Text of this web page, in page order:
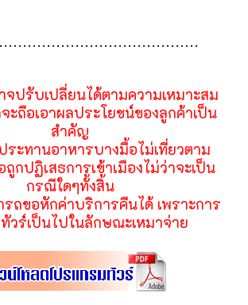
ปรับเปลี่ยนได้ตามความเหมาะสม
จะถือเอาผลประโยชน์ของลูกค้าเป็น
สำคัญ
ะทานอาหารบางมื้อไม่เที่ยวตาม
กปฏิเสธการเข้าเมืองไม่ว่าจะเป็น
กรณีใดๆทั้งสิ้น
ถขอหักค่าบริการคืนได้ เพราะการ
วร์เป็นไปในลักษณะเหมาจ่าย